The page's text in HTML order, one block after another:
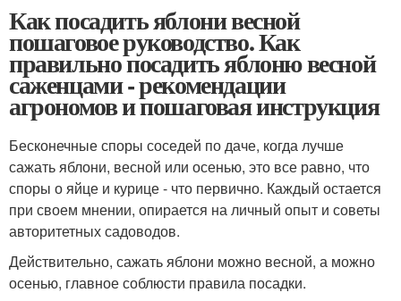
Как посадить яблони весной
пошаговое руководство. Как
правильно посадить яблоню весной
саженцами - рекомендации
агрономов и пошаговая инструкция
Бесконечные споры соседей по даче, когда лучше
сажать яблони, весной или осенью, это все равно, что
споры о яйце и курице - что первично. Каждый остается
при своем мнении, опирается на личный опыт и советы
авторитетных садоводов.
Действительно, сажать яблони можно весной, а можно
осенью, главное соблюсти правила посадки.